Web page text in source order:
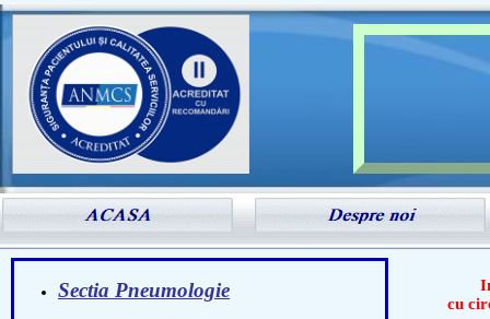
In
cu
Sectia Pneumologie